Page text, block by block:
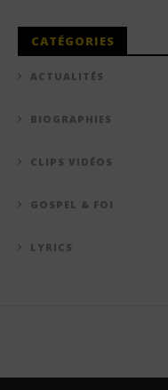
CATÉGORIES
ACTUALITÉS
BIOGRAPHIES
CLIPS VIDÉOS
GOSPEL & FOI
LYRICS